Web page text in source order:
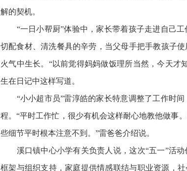
解的契机。
“一日小帮厨”体验中，家长带着孩子走进自己工
切配食材、清洗餐具的辛劳，当父母手把手教孩子
火气中生长。“以前觉得妈妈做饭理所当然，今天才
生在日记中这样写道。
“小小超市员”雷淳皓的家长特意调整了工作时间
程。“平时工作忙，很少有机会这样耐心地教他做事
些细节平时根本注意不到。”雷爸爸介绍说。
溪口镇中心小学有关负责人说，这次“五一”活动
框架与组织支持，家庭提供情感联结与职业资源，